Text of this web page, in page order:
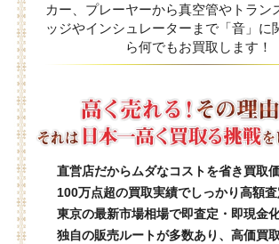
カー、プレーヤーから真空管やトラン
ッジやインシュレーターまで「音」に
ら何でもお買取します！
直営店だからムダなコストを省き買取価
100万点超の買取実績でしっかり高額査
東京の最新市場相場で即査定・即現金化
独自の販売ルートが多数あり、高価買取